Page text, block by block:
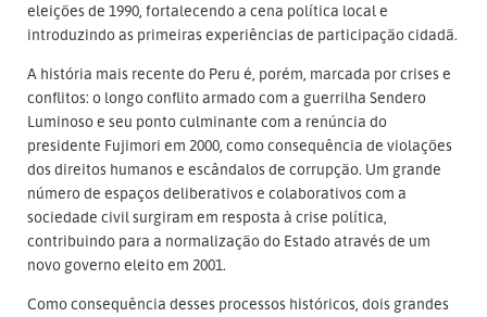
eleições de 1990, fortalecendo a cena política local e
introduzindo as primeiras experiências de participação cidadã.
A história mais recente do Peru é, porém, marcada por crises e
conflitos: o longo conflito armado com a guerrilha Sendero
Luminoso e seu ponto culminante com a renúncia do
presidente Fujimori em 2000, como consequência de violações
dos direitos humanos e escândalos de corrupção. Um grande
número de espaços deliberativos e colaborativos com a
sociedade civil surgiram em resposta à crise política,
contribuindo para a normalização do Estado através de um
novo governo eleito em 2001.
Como consequência desses processos históricos, dois grandes